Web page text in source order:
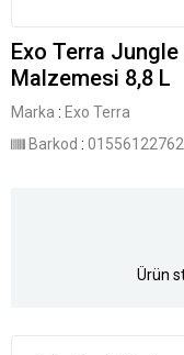
Exo Terra
Malzemesi 8,8 L
Marka : Exo Terra
Barkod :
Ürün